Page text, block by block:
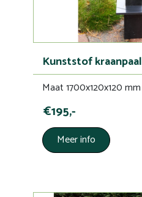
Kunststof kraanpaal
Maat 1700x120x120 mm
€195,-
Meer info